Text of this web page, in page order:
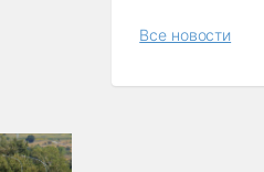
Все новости